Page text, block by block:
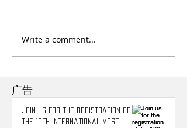
Write a comment...
广告
Join us for the registration of
the 10th International Most